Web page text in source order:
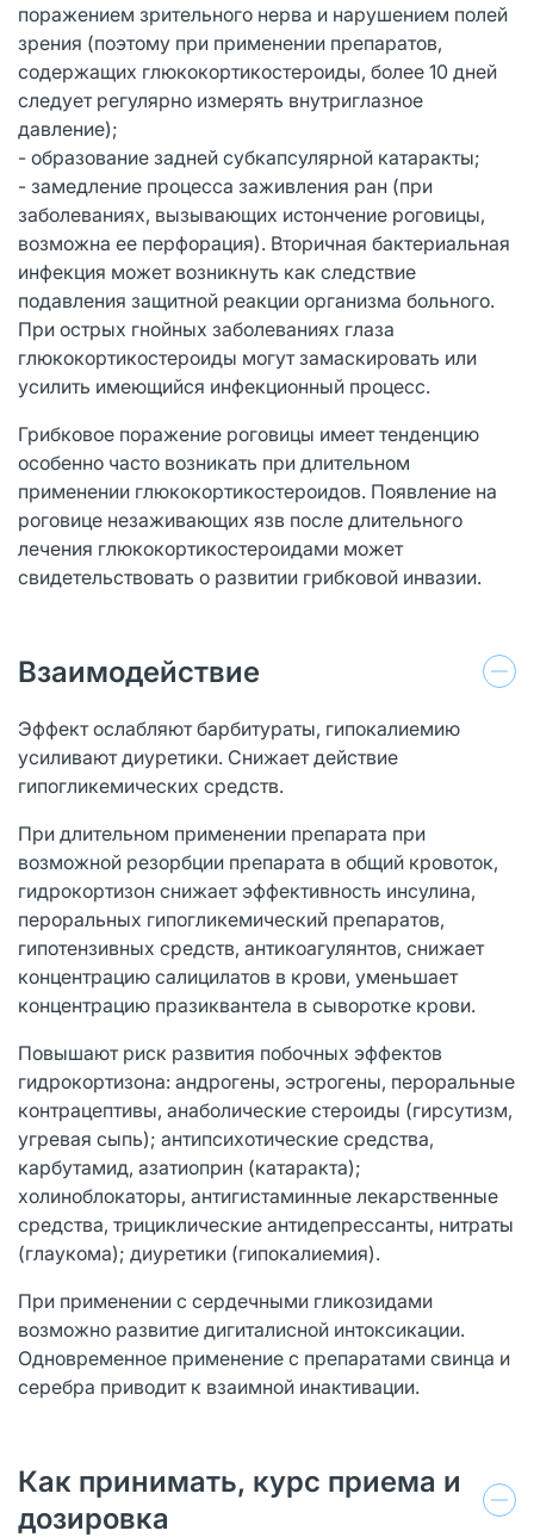
поражением зрительного нерва и нарушением полей
зрения (поэтому при применении препаратов,
содержащих глюкокортикостероиды, более 10 дней
следует регулярно измерять внутриглазное
давление);
- образование задней субкапсулярной катаракты;
- замедление процесса заживления ран (при
заболеваниях, вызывающих истончение роговицы,
возможна ее перфорация). Вторичная бактериальная
инфекция может возникнуть как следствие
подавления защитной реакции организма больного.
При острых гнойных заболеваниях глаза
глюкокортикостероиды могут замаскировать или
усилить имеющийся инфекционный процесс.
Грибковое поражение роговицы имеет тенденцию
особенно часто возникать при длительном
применении глюкокортикостероидов. Появление на
роговице незаживающих язв после длительного
лечения глюкокортикостероидами может
свидетельствовать о развитии грибковой инвазии.
Взаимодействие
Эффект ослабляют барбитураты, гипокалиемию
усиливают диуретики. Снижает действие
гипогликемических средств.
При длительном применении препарата при
возможной резорбции препарата в общий кровоток,
гидрокортизон снижает эффективность инсулина,
пероральных гипогликемический препаратов,
гипотензивных средств, антикоагулянтов, снижает
концентрацию салицилатов в крови, уменьшает
концентрацию празиквантела в сыворотке крови.
Повышают риск развития побочных эффектов
гидрокортизона: андрогены, эстрогены, пероральные
контрацептивы, анаболические стероиды (гирсутизм,
угревая сыпь); антипсихотические средства,
карбутамид, азатиоприн (катаракта);
холиноблокаторы, антигистаминные лекарственные
средства, трициклические антидепрессанты, нитраты
(глаукома); диуретики (гипокалиемия).
При применении с сердечными гликозидами
возможно развитие дигиталисной интоксикации.
Одновременное применение с препаратами свинца и
серебра приводит к взаимной инактивации.
Как принимать, курс приема и
дозировка